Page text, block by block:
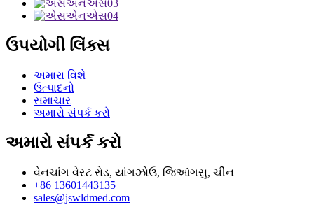
ઉપયોગી લિંક્સ
અમારા વિશે
ઉત્પાદનો
સમાચાર
અમારો સંપર્ક કરો
અમારો સંપર્ક કરો
વેનચાંગ વેસ્ટ રોડ, યાંગઝોઉ, જિઆંગસુ, ચીન
+86 13601443135
sales@jswldmed.com